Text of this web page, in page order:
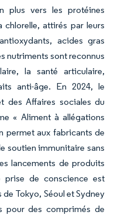
plus vers les protéines
chlorelle, attirés par leurs
acides gras
nutriments sont reconnus
la santé articulaire,
anti-âge. En 2024, le
des Affaires sociales du
« Aliment à allégations
permet aux fabricants de
soutien immunitaire sans
lancements de produits
de conscience est
Tokyo, Séoul et Sydney
pour des comprimés de